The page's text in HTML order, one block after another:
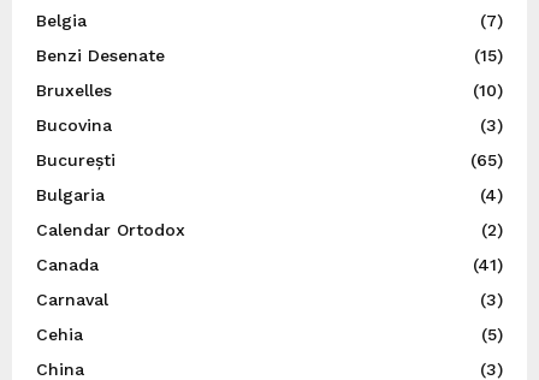
Belgia
(7)
Benzi Desenate
(15)
Bruxelles
(10)
Bucovina
(3)
București
(65)
Bulgaria
(4)
Calendar Ortodox
(2)
Canada
(41)
Carnaval
(3)
Cehia
(5)
China
(3)